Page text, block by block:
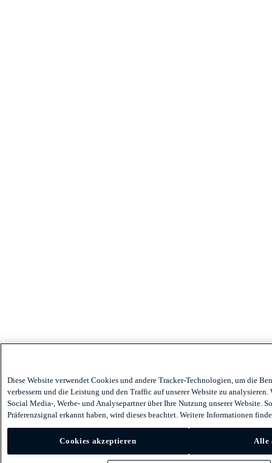
Diese Website verwendet Cookies und andere Tracker-Technologien, um die
verbessern und die Leistung und den Traffic auf unserer Website zu
Social Media-, Werbe- und Analysepartner über Ihre Nutzung unserer Website.
Präferenzsignal erkannt haben, wird dieses beachtet. Weitere Informationen
Cookies akzeptieren Alle